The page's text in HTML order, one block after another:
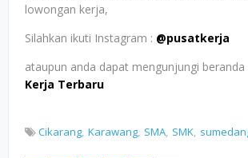
lowongan kerja,
Silahkan ikuti Instagram : @pusatkerja
ataupun anda dapat mengunjungi beranda
Kerja Terbaru
Cikarang Karawang SMA SMK